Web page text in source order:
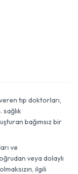
tıp doktorları,
bağımsız bir
ve
veya dolaylı
ilgili